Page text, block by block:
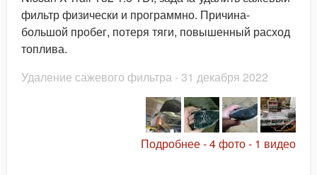
фильтр физически и программно. Причина-
большой пробег, потеря тяги, повышенный расход
топлива.
Удаление сажевого фильтра - 31 декабря 2022
Подробнее - 4 фото - 1 видео